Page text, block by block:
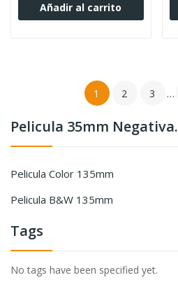
Pelicula 35mm Negativa.
Pelicula Color 135mm
Pelicula B&w 135mm
Tags
No tags have been specified yet.
Añadir al carrito
1 2 3 …